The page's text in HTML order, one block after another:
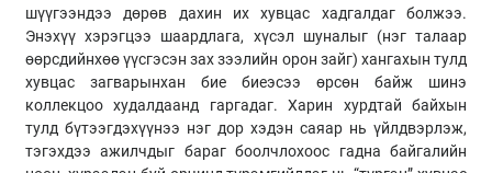
шүүгээндээ дөрөв дахин их хувцас хадгалдаг болжээ.
Энэхүү хэрэгцээ шаардлага, хүсэл шуналыг (нэг талаар
өөрсдийнхөө үүсгэсэн зах зээлийн орон зайг) хангахын тулд
хувцас загварынхан бие биеэсээ өрсөн байж шинэ
коллекцоо худалдаанд гаргадаг. Харин хурдтай байхын
тулд бүтээгдэхүүнээ нэг дор хэдэн саяар нь үйлдвэрлэж,
тэгэхдээ ажилчдыг бараг боолчлохоос гадна байгалийн